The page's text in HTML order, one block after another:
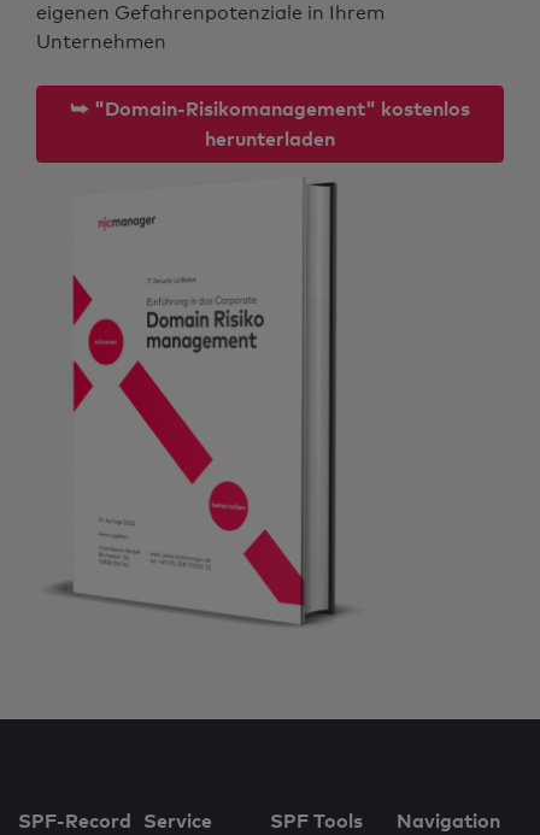
eigenen Gefahrenpotenziale in Ihrem
Unternehmen
⮩ "Domain-Risikomanagement" kostenlos
herunterladen
SPF-Record Service SPF Tools Navigation